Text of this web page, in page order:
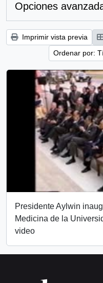
Opciones
Imprimir vista previa
Ordenar por:
Presidente Aylwin
Medicina de la
video